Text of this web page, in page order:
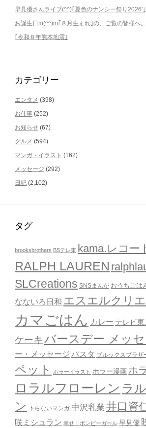
早見優さんライブ(^^)｢夏色のナンシー祭り2026’｣
お誕生日m(^^)m｢８月生まれ｣の、ご覧の皆様へ。
｢令和８年熊本地震｣
カテゴリー
エンタメ (398)
お仕事 (252)
お知らせ (67)
グルメ (594)
マンガ・イラスト (162)
メッセージ (292)
日記 (2,102)
タグ
brooksbrothers BSテレ東 kama.レコー
RALPH LAUREN
SLCreations SNSまんが おうちごは
なないろ日和 エスエルクリ
カマごはん カレー テレビ東
ケーキ バースデー メッ
ー・メッセージ パスタ ブルックスブラザ
ペット ホラーイラスト ホラー漫画 ホ
ロラルフローレン ラ
ン 下らないマンガ 中沢乳業 井口資
咲ミシュラン 幸せ！ボンビーガール 早見優